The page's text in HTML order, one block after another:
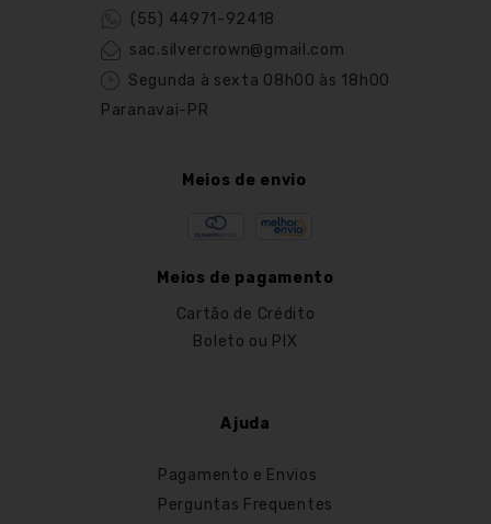
(55) 44971-92418
sac.silvercrown@gmail.com
Segunda à sexta 08h00 às 18h00
Paranavai-PR
Meios de envio
Meios de pagamento
Cartão de Crédito
Boleto ou PIX
Ajuda
Pagamento e Envios
Perguntas Frequentes